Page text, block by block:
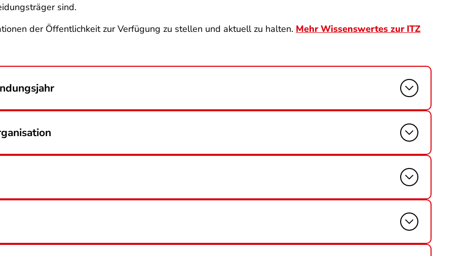
sind.
der Öffentlichkeit zur Verfügung zu stellen und aktuell zu halten. Mehr Wissenswertes zur ITZ